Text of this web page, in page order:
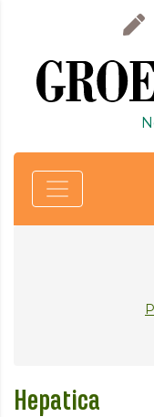
Hepatica